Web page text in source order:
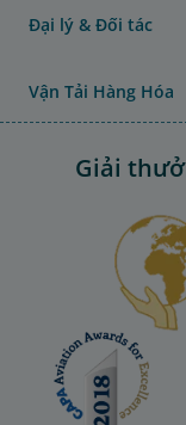
Đại lý & Đối tác
Vận Tải Hàng Hóa
Giải